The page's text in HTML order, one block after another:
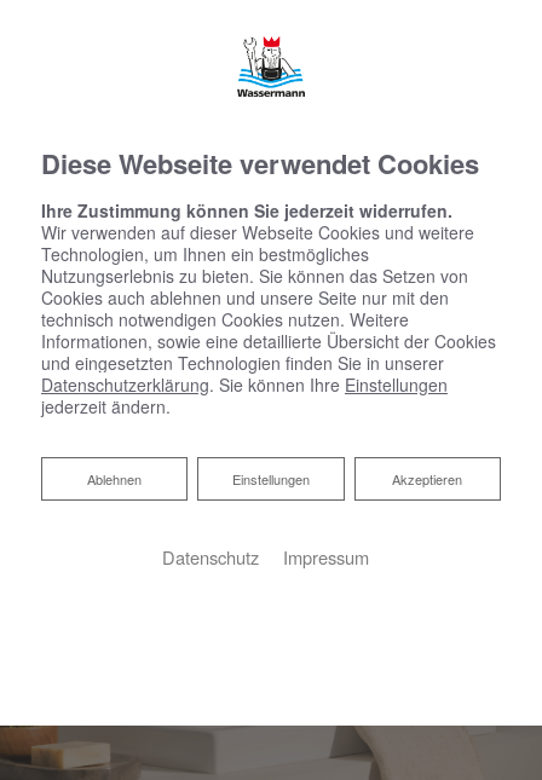
Diese Webseite verwendet Cookies
Ihre Zustimmung können Sie jederzeit widerrufen.
Wir verwenden auf dieser Webseite Cookies und weitere
Technologien, um Ihnen ein bestmögliches
Nutzungserlebnis zu bieten. Sie können das Setzen von
Cookies auch ablehnen und unsere Seite nur mit den
technisch notwendigen Cookies nutzen. Weitere
Informationen, sowie eine detaillierte Übersicht der Cookies
und eingesetzten Technologien finden Sie in unserer
Datenschutzerklärung. Sie können Ihre Einstellungen
jederzeit ändern.
Akzeptieren
Einstellungen
Ablehnen
Ablehnen
Datenschutz Impressum